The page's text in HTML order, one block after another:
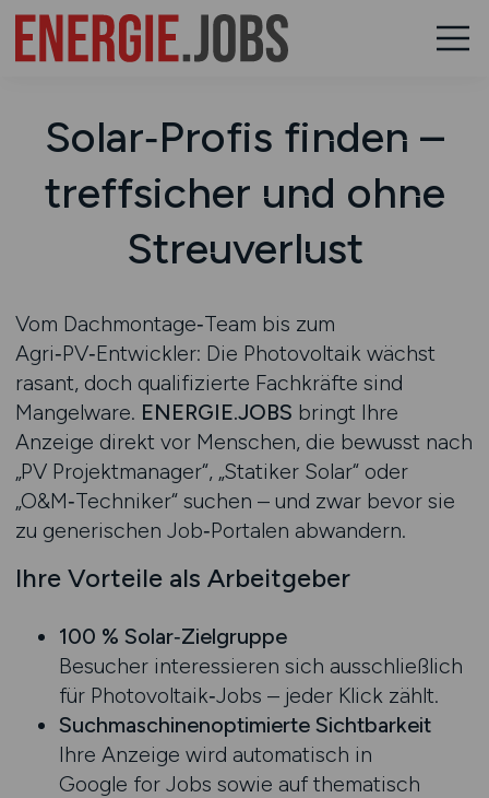
Solar‑Profis finden –
treffsicher und ohne
Streuverlust
Vom Dachmontage‑Team bis zum
Agri‑PV‑Entwickler: Die Photovoltaik wächst
rasant, doch qualifizierte Fachkräfte sind
Mangelware. ENERGIE.JOBS bringt Ihre
Anzeige direkt vor Menschen, die bewusst nach
„PV Projektmanager“, „Statiker Solar“ oder
„O&M‑Techniker“ suchen – und zwar bevor sie
zu generischen Job‑Portalen abwandern.
Ihre Vorteile als Arbeitgeber
100 % Solar‑Zielgruppe
Besucher interessieren sich ausschließlich
für Photovoltaik‑Jobs – jeder Klick zählt.
Suchmaschinen­optimierte Sichtbarkeit
Ihre Anzeige wird automatisch in
Google for Jobs sowie auf thematisch